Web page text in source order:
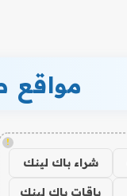
مواقع
!
شراء باك لينك
باقات باك لينك